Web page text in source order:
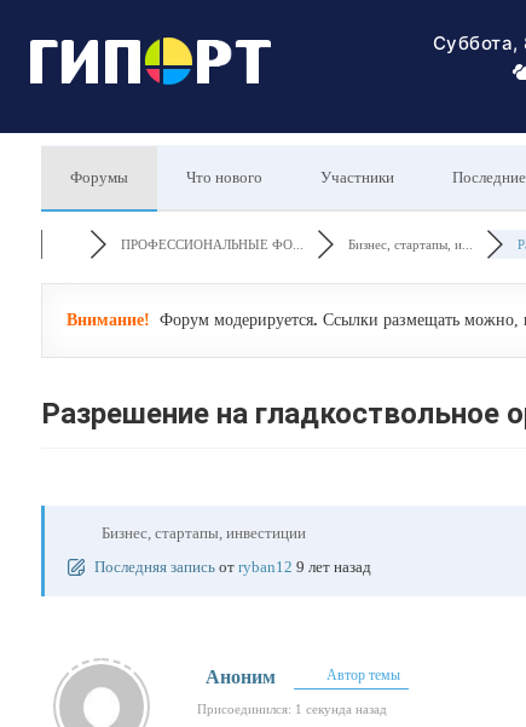
Суббота,
Форумы Что нового Участники
ПРОФЕССИОНАЛЬНЫЕ ФО... Бизнес, стартапы, и...
Внимание! Форум модерируется. Ссылки размещать можно,
Разрешение на гладкоствольное
Бизнес, стартапы, инвестиции
Последняя запись от ryban12 9 лет назад
Аноним Автор темы
Присоединился: 1 секунда назад